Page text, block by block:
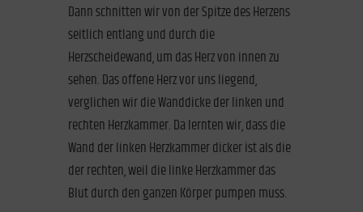
Dann schnitten wir von der Spitze des Herzens
seitlich entlang und durch die
Herzscheidewand, um das Herz von innen zu
sehen. Das offene Herz vor uns liegend,
verglichen wir die Wanddicke der linken und
rechten Herzkammer. Da lernten wir, dass die
Wand der linken Herzkammer dicker ist als die
der rechten, weil die linke Herzkammer das
Blut durch den ganzen Körper pumpen muss.